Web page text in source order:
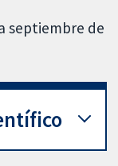
septiembre de